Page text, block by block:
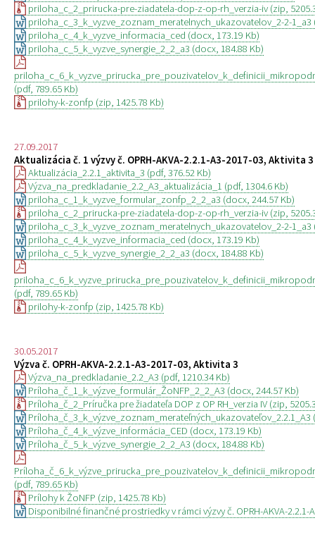
priloha_c_2_prirucka-pre-ziadatela-dop-z-op-rh_verzia-iv (zip,
priloha_c_3_k_vyzve_zoznam_meratelnych_ukazovatelov_2-2-1_a3
priloha_c_4_k_vyzve_informacia_ced (docx, 173.19 Kb)
priloha_c_5_k_vyzve_synergie_2_2_a3 (docx, 184.88 Kb)
(pdf, 789.65 Kb)
prilohy-k-zonfp (zip, 1425.78 Kb)
27.09.2017
Aktualizácia č. 1 výzvy č. OPRH-AKVA-2.2.1-A3-2017-03, Aktivita 3
Aktualizácia_2.2.1_aktivita_3 (pdf, 376.52 Kb)
Výzva_na_predkladanie_2.2_A3_aktualizácia_1 (pdf, 1304.6 Kb)
priloha_c_1_k_vyzve_formular_zonfp_2_2_a3 (docx, 244.57 Kb)
priloha_c_2_prirucka-pre-ziadatela-dop-z-op-rh_verzia-iv (zip,
priloha_c_3_k_vyzve_zoznam_meratelnych_ukazovatelov_2-2-1_a3
priloha_c_4_k_vyzve_informacia_ced (docx, 173.19 Kb)
priloha_c_5_k_vyzve_synergie_2_2_a3 (docx, 184.88 Kb)
(pdf, 789.65 Kb)
prilohy-k-zonfp (zip, 1425.78 Kb)
30.05.2017
Výzva č. OPRH-AKVA-2.2.1-A3-2017-03, Aktivita 3
Výzva_na_predkladanie_2.2_A3 (pdf, 1210.34 Kb)
Príloha_č_1_k_výzve_formulár_ŽoNFP_2_2_A3 (docx, 244.57 Kb)
Príloha_č_2_Príručka pre žiadateľa DOP z OP RH_verzia IV (zip,
Príloha_č_3_k_výzve_zoznam_merateľných_ukazovateľov_2.2.1_A3
Príloha_č_4_k_výzve_informácia_CED (docx, 173.19 Kb)
Príloha_č_5_k_výzve_synergie_2_2_A3 (docx, 184.88 Kb)
(pdf, 789.65 Kb)
Prílohy k ŽoNFP (zip, 1425.78 Kb)
Disponibilné finančné prostriedky v rámci výzvy č. OPRH-AKVA-2.2.1-